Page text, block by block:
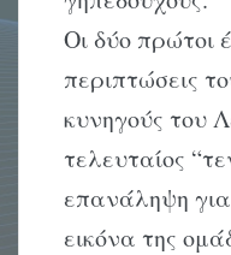
Oι δύο πρώτοι
περιπτώσεις
κυνηγούς του
τελευταίος
επανάληψη
εικόνα της